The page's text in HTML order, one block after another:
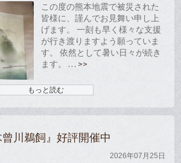
この度の熊本地震で被災された
皆様に、謹んでお見舞い申し上
げます。 一刻も早く様々な支援
が行き渡りますよう願っていま
す。 依然として暑い日々が続き
ます。
… >>
もっと読む
曾川鵜飼』好評開催中
2026年07月25日